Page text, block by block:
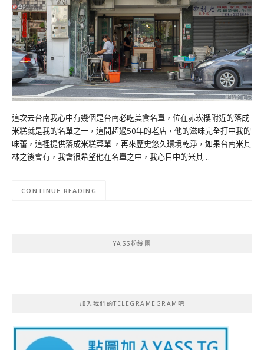
這次去台南我心中有幾個是台南必吃美食名單，位在赤崁樓附近的落成
米糕就是我的名單之一，這間超過50年的老店，他的滋味完全打中我的
味蕾，這裡提供落成米糕菜單 ，再來歷史悠久環境乾淨，如果台南米其
林之後會有，我會很希望他在名單之中，我心目中的米其…
CONTINUE READING
YASS粉絲團
加入我們的TELEGRAMEGRAM吧